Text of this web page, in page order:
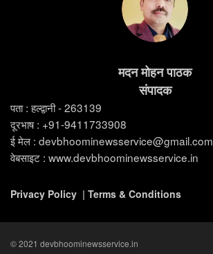
मदन मोहन पाठक
संपादक
पता : हल्द्वानी - 263139
दूरभाष : +91-9411733908
ई मेल : devbhoominewsservice@gmail.com
वेबसाइट : www.devbhoominewsservice.in
Privacy Policy | Terms & Conditions
© 2021 devbhoominewsservice.in